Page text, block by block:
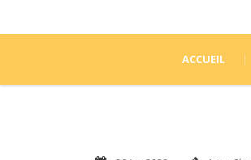
ACCUEIL